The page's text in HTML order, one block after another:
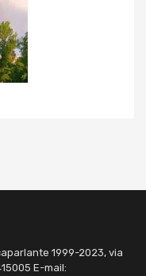
1999-2023, via
E-mail: